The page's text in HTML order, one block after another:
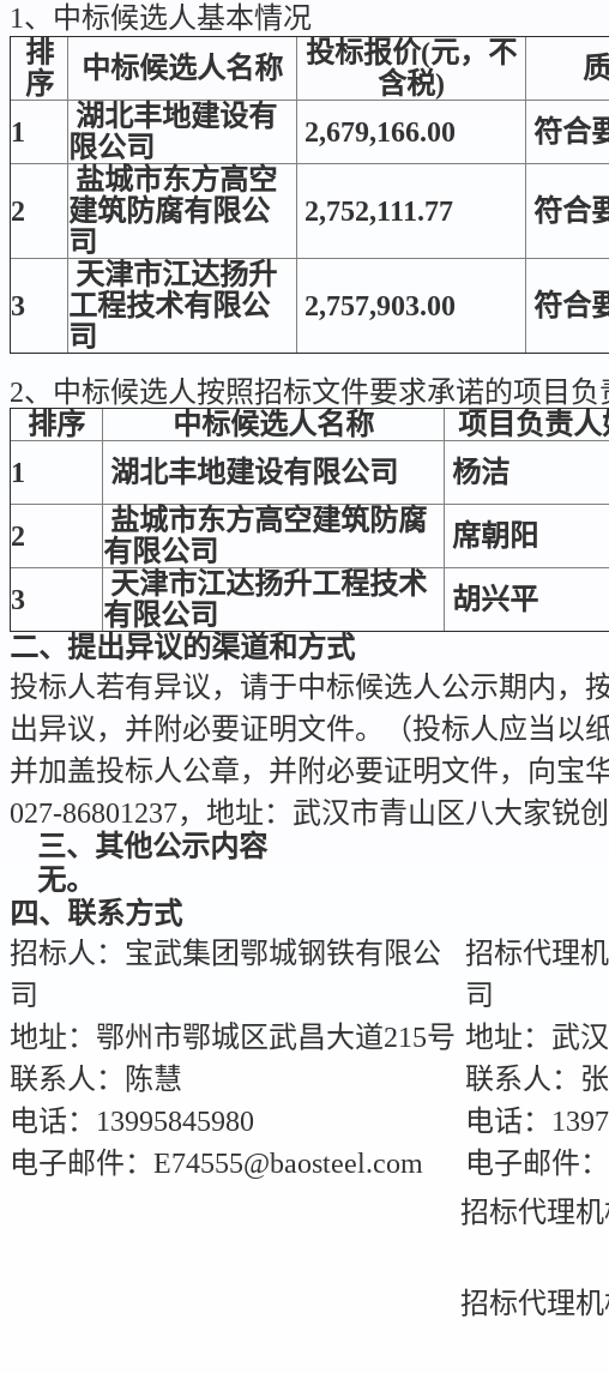
1、中标候选人基本情况
排
序
中标候选人名称
投标报价(元，不
含税)
1
湖北丰地建设有
限公司
2,679,166.00 符合
2
盐城市东方高空
建筑防腐有限公
司
2,752,111.77 符合
3
天津市江达扬升
工程技术有限公
司
2,757,903.00 符合
2、中标候选人按照招标文件要求承诺的项目负
排序
中标候选人名称 项目负责人
1
湖北丰地建设有限公司 杨洁
2
盐城市东方高空建筑防腐
有限公司
席朝阳
3
天津市江达扬升工程技术
有限公司
胡兴平
二、提出异议的渠道和方式
投标人若有异议，请于中标候选人公示期内，
出异议，并附必要证明文件。（投标人应当以
并加盖投标人公章，并附必要证明文件，向宝
027-86801237，地址：武汉市青山区八大家锐创
三、其他公示内容
无。
四、联系方式
招标人：宝武集团鄂城钢铁有限公
司
招标代理
司
地址：鄂州市鄂城区武昌大道215号 地址：武
联系人：陈慧
联系人：
电话：13995845980
电话：
电子邮件：E74555@baosteel.com
电子邮件
招标代理
招标代理